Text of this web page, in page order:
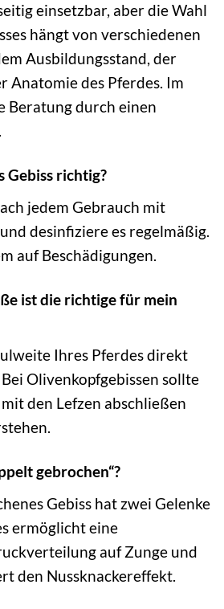
einsetzbar, aber die Wahl
hängt von verschiedenen
Ausbildungsstand, der
Anatomie des Pferdes. Im
Beratung durch einen
Gebiss richtig?
jedem Gebrauch mit
desinfiziere es regelmäßig.
auf Beschädigungen.
ist die richtige für mein
Ihres Pferdes direkt
Olivenkopfgebissen sollte
den Lefzen abschließen
gebrochen“?
Gebiss hat zwei Gelenke
ermöglicht eine
auf Zunge und
den Nussknackereffekt.